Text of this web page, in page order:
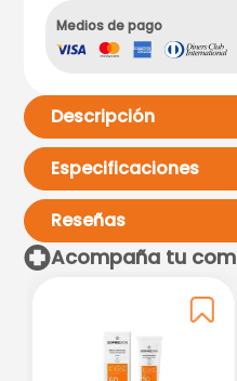
Medios de pago
Descripción
Especificaciones
Reseñas
Por favor,
escribir
Acompaña tu